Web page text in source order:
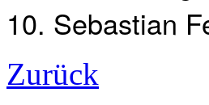
10. Sebastian
Zurück